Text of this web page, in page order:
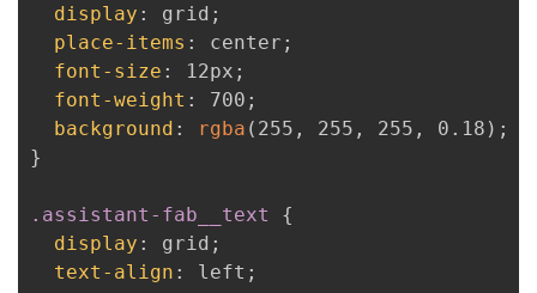
display : grid ;
place-items : center ;
font-size : 12px ;
font-weight : 700 ;
background : rgba ( 255 , 255 , 255 , 0.18 ) ;
}
.assistant-fab__text
{
display : grid ;
text-align : left ;